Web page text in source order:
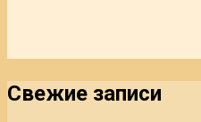
Свежие записи